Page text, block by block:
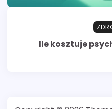
Ile kosztuje